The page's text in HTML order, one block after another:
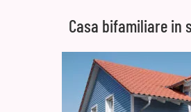
Casa bifamiliare in